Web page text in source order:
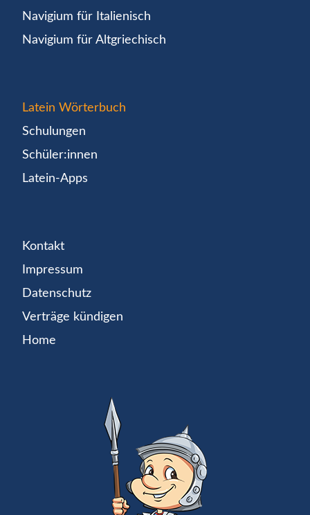
Navigium für Italienisch
Navigium für Altgriechisch
Latein Wörterbuch
Schulungen
Schüler:innen
Latein-Apps
Kontakt
Impressum
Datenschutz
Verträge kündigen
Home